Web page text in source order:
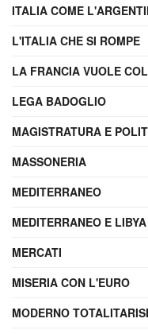
ITALIA COME
L'ITALIA CHE SI ROMPE
LA FRANCIA VUOLE
LEGA BADOGLIO
MAGISTRATURA E
MASSONERIA
MEDITERRANEO
MEDITERRANEO E LIBYA
MERCATI
MISERIA CON L'EURO
MODERNO